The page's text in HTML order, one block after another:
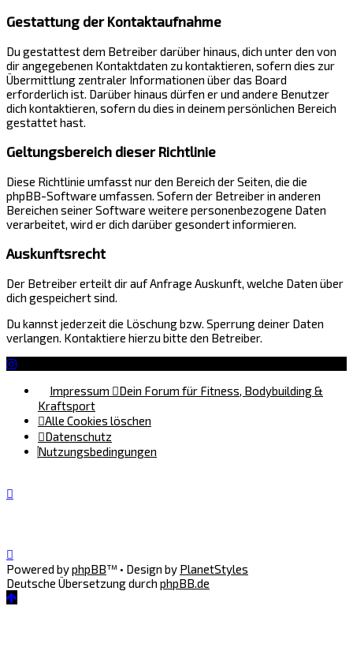
Gestattung der Kontaktaufnahme
Du gestattest dem Betreiber darüber hinaus, dich unter den von
dir angegebenen Kontaktdaten zu kontaktieren, sofern dies zur
Übermittlung zentraler Informationen über das Board
erforderlich ist. Darüber hinaus dürfen er und andere Benutzer
dich kontaktieren, sofern du dies in deinem persönlichen Bereich
gestattet hast.
Geltungsbereich dieser Richtlinie
Diese Richtlinie umfasst nur den Bereich der Seiten, die die
phpBB-Software umfassen. Sofern der Betreiber in anderen
Bereichen seiner Software weitere personenbezogene Daten
verarbeitet, wird er dich darüber gesondert informieren.
Auskunftsrecht
Der Betreiber erteilt dir auf Anfrage Auskunft, welche Daten über
dich gespeichert sind.
Du kannst jederzeit die Löschung bzw. Sperrung deiner Daten
verlangen. Kontaktiere hierzu bitte den Betreiber.
Impressum
Dein Forum für Fitness, Bodybuilding &
Kraftsport
Alle Cookies löschen
Datenschutz
Nutzungsbedingungen
Powered byphpBB™ • Design by PlanetStyles
Deutsche Übersetzung durch phpBB.de